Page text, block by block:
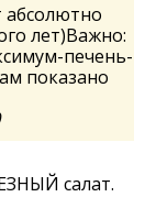
лет)Важно:
печень-
показано
салат.